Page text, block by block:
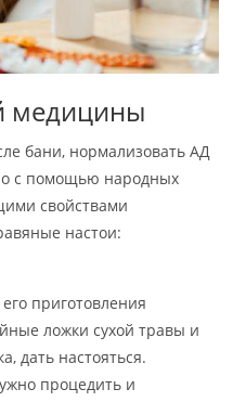
медицины
бани, нормализовать АД
с помощью народных
свойствами
настои:
приготовления
ложки сухой травы и
дать настояться.
процедить и